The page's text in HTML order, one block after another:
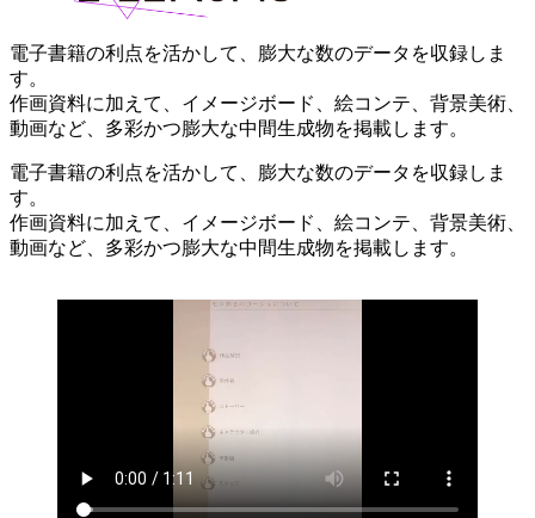
電子書籍の利点を活かして、膨大な数のデータを収録しま
す。
作画資料に加えて、イメージボード、絵コンテ、背景美術、
動画など、多彩かつ膨大な中間生成物を掲載します。
電子書籍の利点を活かして、膨大な数のデータを収録しま
す。
作画資料に加えて、イメージボード、絵コンテ、背景美術、
動画など、多彩かつ膨大な中間生成物を掲載します。